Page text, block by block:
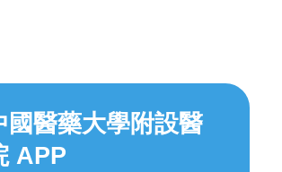
國醫藥大學附設醫
APP